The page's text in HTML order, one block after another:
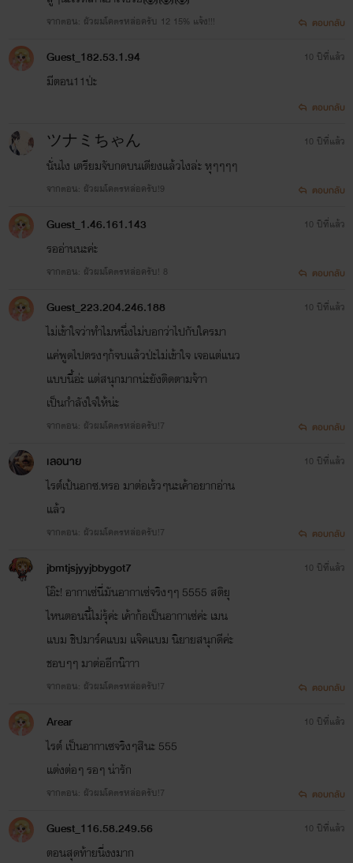
จากตอน: ผัวผมโคตรหล่อครับ 12 15% แจ้ง!!! ตอบกลับ
Guest_182.53.1.94
มีตอน11ป่ะ
10 ปีที่แล้ว
ตอบกลับ
ツナミちゃん
นั่นไง เตรียมจับกดบนเตียงแล้วไงล่ะ หุๆๆๆๆ
จากตอน: ผัวผมโคตรหล่อครับ!9
10 ปีที่แล้ว
ตอบกลับ
Guest_1.46.161.143
รออ่านนะค่ะ
จากตอน: ผัวผมโคตรหล่อครับ! 8
10 ปีที่แล้ว
ตอบกลับ
Guest_223.204.246.188
ไม่เข้าใจว่าทำไมหนึ่งไม่บอกว่าไปกับใครมา
แค่พูดไปตรงๆก้จบแล้วป่ะไม่เข้าใจ เจอแต่แนว
แบบนี้อ่ะ แต่สนุกมากน่ะยังติดตามจ้าา
เป็นกำลังใจให้น่ะ
จากตอน: ผัวผมโคตรหล่อครับ!7
10 ปีที่แล้ว
ตอบกลับ
เลอนาย
ไรต์เป้นอกซ.หรอ มาต่อเร้วๆนะเค้าอยากอ่าน
แล้ว
จากตอน: ผัวผมโคตรหล่อครับ!7
10 ปีที่แล้ว
ตอบกลับ
jbmtjsjyyjbbygot7
โอ๊ะ! อากาเซ่นี่มันอากาเซ่จริงๆๆ 5555 สติยุ
ไหนตอนนี้ไม่รุ้ค่ะ เค้าก้อเป็นอากาเซ่ค่ะ เมน
แบม ชิปมาร์คแบม แจ๊คแบม นิยายสนุกดีค่ะ
ชอบๆๆ มาต่ออีกน๊าาา
จากตอน: ผัวผมโคตรหล่อครับ!7
10 ปีที่แล้ว
ตอบกลับ
Arear
ไรต์ เป็นอากาเซจริงๆสินะ 555
แต่งต่อๆ รอๆ น่ารัก
จากตอน: ผัวผมโคตรหล่อครับ!7
10 ปีที่แล้ว
ตอบกลับ
Guest_116.58.249.56
ตอนสุดท้ายนี่งงมาก
10 ปีที่แล้ว